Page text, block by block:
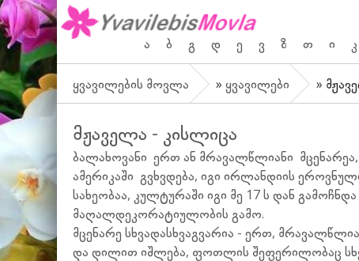
ა ბ გ დ ე ვ ზ თ ი კ
ყვავილების მოვლა » ყვავილები »
მჟაველა - კისლიცა
ბალახოვანი ერთ ან მრავალწლიანი მცენარეა,
ამერიკაში გვხვდება, იგი ირლანდიის
სახეობაა, კულტურაში იგი მე 17 ს დან
მაღალდეკორატიულობის გამო.
მცენარე სხვადასხვაგვარია - ერთ,
და დილით იშლება, ფოთლის შეფერილობაც